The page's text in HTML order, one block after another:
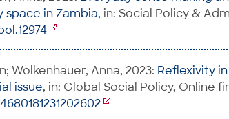
space in Zambia, in: Social Policy &
Wolkenhauer, Anna, 2023: Reflexivity
issue, in: Global Social Policy, Online